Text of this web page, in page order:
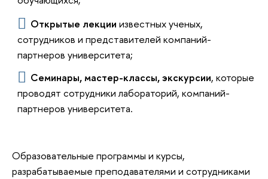
Открытые лекции известных ученых,
сотрудников и представителей компаний-
партнеров университета;
Семинары, мастер-классы, экскурсии, которые
проводят сотрудники лабораторий, компаний-
партнеров университета.
Образовательные программы и курсы,
разрабатываемые преподавателями и сотрудниками